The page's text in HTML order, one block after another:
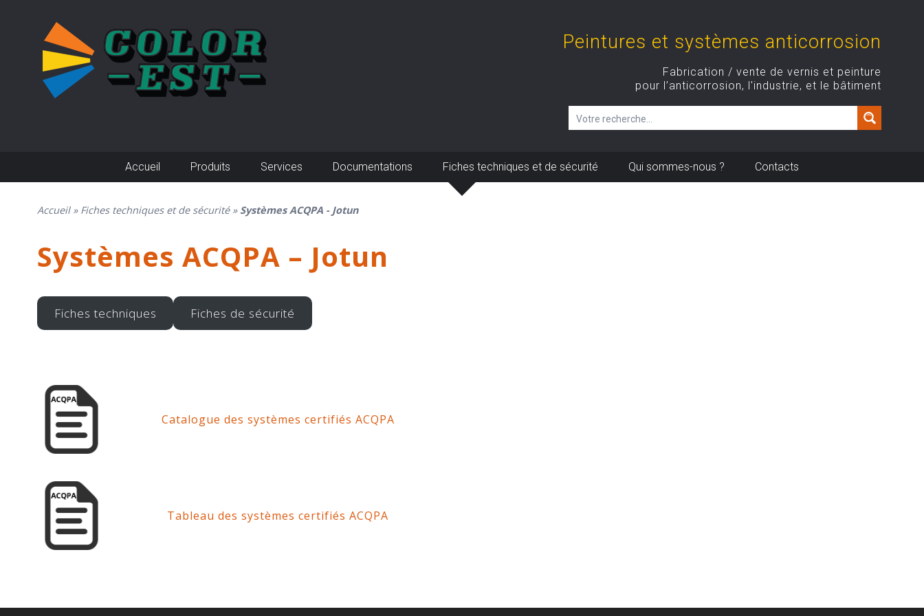
Peintures et systèmes anticorrosion
Fabrication / vente de vernis et peinture
pour l’anticorrosion, l'industrie, et le bâtiment
Accueil Produits Services Documentations Fiches techniques et de sécurité Qui sommes-nous ? Contacts
Accueil» Fiches techniques et de sécurité» Systèmes ACQPA - Jotun
Systèmes ACQPA – Jotun
Fiches techniques Fiches de sécurité
Catalogue des systèmes certifiés ACQPA
Tableau des systèmes certifiés ACQPA